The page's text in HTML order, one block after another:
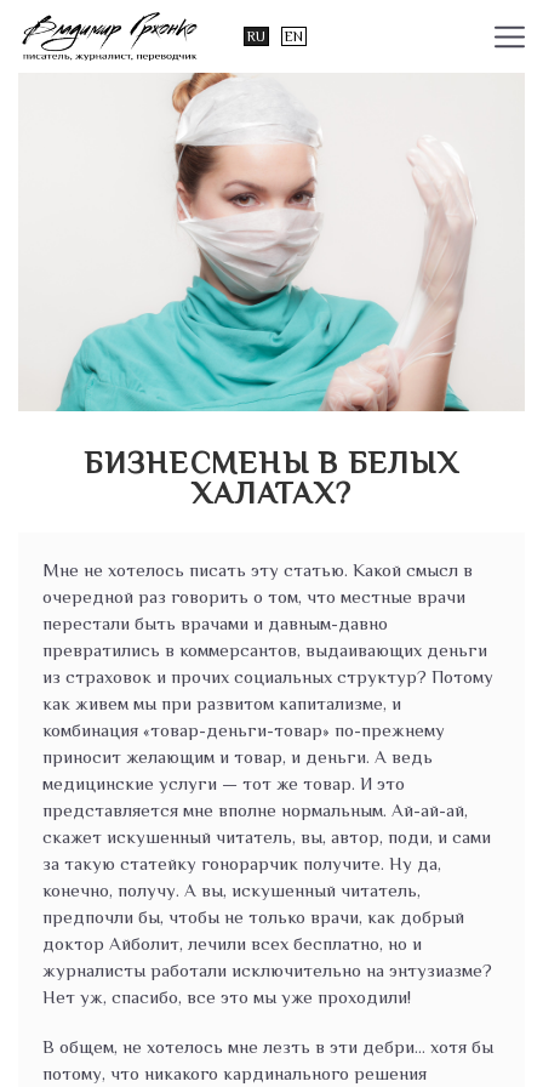
RU EN
БИЗНЕСМЕНЫ В БЕЛЫХ
ХАЛАТАХ?
Мне не хотелось писать эту статью. Какой смысл в
очередной раз говорить о том, что местные врачи
перестали быть врачами и давным-давно
превратились в коммерсантов, выдаивающих деньги
из страховок и прочих социальных структур? Потому
как живем мы при развитом капитализме, и
комбинация «товар-деньги-товар» по-прежнему
приносит желающим и товар, и деньги. А ведь
медицинские услуги — тот же товар. И это
представляется мне вполне нормальным. Ай-ай-ай,
скажет искушенный читатель, вы, автор, поди, и сами
за такую статейку гонорарчик получите. Ну да,
конечно, получу. А вы, искушенный читатель,
предпочли бы, чтобы не только врачи, как добрый
доктор Айболит, лечили всех бесплатно, но и
журналисты работали исключительно на энтузиазме?
Нет уж, спасибо, все это мы уже проходили!
В общем, не хотелось мне лезть в эти дебри… хотя бы
потому, что никакого кардинального решения